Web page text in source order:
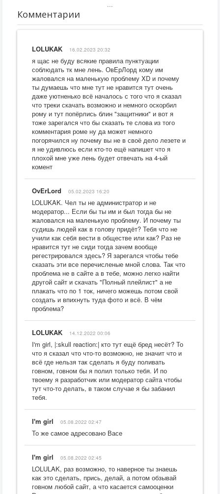
...
Комментарии
LOLUKAK 16.02.2023 20:32
я щас не буду всякие правила пунктуации
соблюдать тк мне лень. ОвЕрЛорд кому им
жаловался на маленькую проблему XD и почему
ты думаешь что мне тут не нравится тут очень
даже уютненько всё началось с того что я сказал
что треки скачать возможно и немного оскорбил
рому и тут попёрлись блин "защитники" и вот я
тоже зарегался что бы сказать те слова из того
комментария роме ну да может немного
погорячился ну почему вы не в своё дело лезете и
я не удивлюсь если кто-то ещё напишет что я
плохой мне уже лень будет отвечать на 4-ый
комент
OvErLord 05.02.2023 16:20
LOLUKAK. Чел ты не администратор и не
модератор... Если бы ты им и был тогда бы не
жаловался на маленькую проблему. И почему ты
судишь людей как в голову придёт? Тебя что не
учили как себя вести в обществе или как? Раз не
нравится тут не сиди тогда зачем вообще
регестрировался здесь? Я зарегался чтобы тебе
сказать эти все перечисленые мной слова. Так что
проблема не в сайте а в тебе, можно легко найти
другой сайт и скачать "Полный плейлист" а не
плакать что по 1 ток, ничего можешь потом свой
создать и впихнуть туда фото и всё. В чём
проблема?
LOLUKAK 14.12.2022 00:06
I'm girl, |:skull reaction:| кто тут ещё бред несёт? То
что я сказал что что-то возможно, не значит что и
всё где нельзя так сделать я буду поливать
говном, говном бы я полил только тебя. И по
твоему я разработчик или модератор сайта чтобы
тут что-то делать, в таком случае я бы забанил
тебя.
I'm girl 05.08.2022 02:47
То же самое адресовано Васе
I'm girl 05.08.2022 02:45
LOLULAK, раз возможно, то наверное ты знаешь
как это сделать, прись, делай, а потом обзывай
говном любой сайт, а что касается самооценки